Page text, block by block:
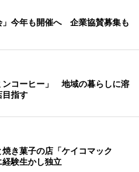
」今年も開催へ 企業協賛募集も
ンコーヒー」 地域の暮らしに溶
目指す
き菓子の店「ケイコマック
験生かし独立